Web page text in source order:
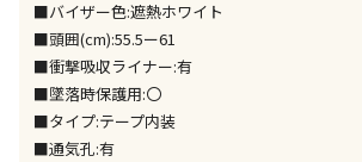
※電話注文はできません。
宅配のみでお届けする商品です（店
ません）
※「宅配・店舗受取」「宅配のみ」
同時購入が可能です
■バイザー色:遮熱ホワイト
■頭囲(cm):55.5ー61
■衝撃吸収ライナー:有
■墜落時保護用:〇
■タイプ:テープ内装
■通気孔:有